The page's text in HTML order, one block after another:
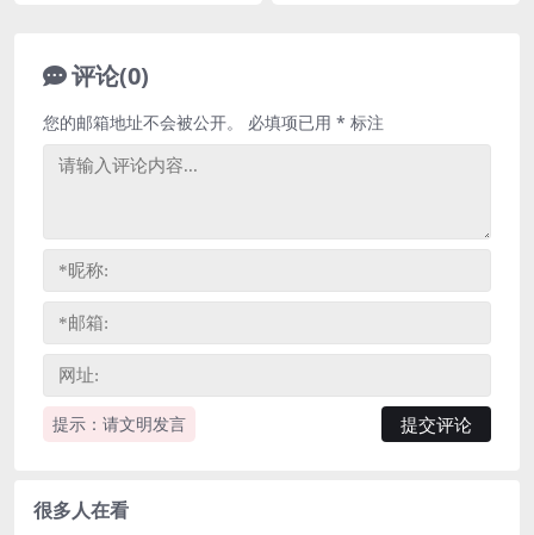
评论(0)
提示：请文明发言
您的邮箱地址不会被公开。 必填项已用 * 标注
很多人在看